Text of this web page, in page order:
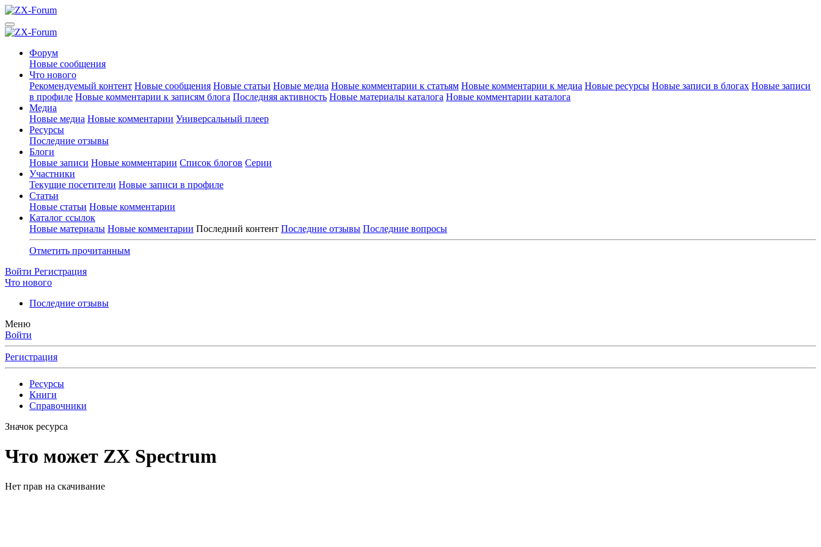
Форум
Новые сообщения
Что нового
Рекомендуемый контент Новые сообщения Новые статьи Новые медиа Новые комментарии к статьям Новые комментарии к медиа Новые ресурсы Новые записи в блогах Новые записи
в профиле Новые комментарии к записям блога Последняя активность Новые материалы каталога Новые комментарии каталога
Медиа
Новые медиа Новые комментарии Универсальный плеер
Ресурсы
Последние отзывы
Блоги
Новые записи Новые комментарии Список блогов Серии
Участники
Текущие посетители Новые записи в профиле
Статьи
Новые статьи Новые комментарии
Каталог ссылок
Новые материалы Новые комментарии Последний контент Последние отзывы Последние вопросы
Отметить прочитанным
Войти Регистрация
Что нового
Последние отзывы
Меню
Войти
Регистрация
Ресурсы
Книги
Справочники
Значок ресурса
Что может ZX Spectrum
Нет прав на скачивание